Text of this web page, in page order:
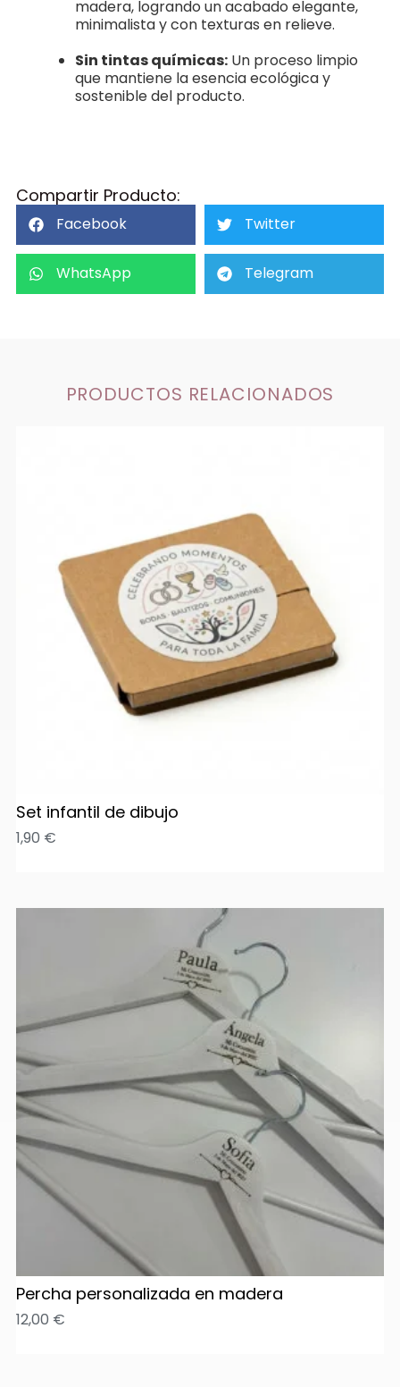
madera, logrando un acabado elegante,
minimalista y con texturas en relieve.
Sin tintas químicas: Un proceso limpio
que mantiene la esencia ecológica y
sostenible del producto.
Compartir Producto:
Facebook Twitter
WhatsApp Telegram
PRODUCTOS RELACIONADOS
Set infantil de dibujo
1,90 €
Percha personalizada en madera
12,00 €